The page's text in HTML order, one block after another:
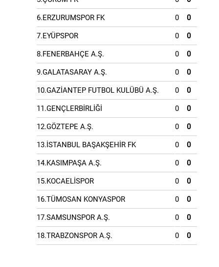
6.ERZURUMSPOR FK 0 0
7.EYÜPSPOR 0 0
8.FENERBAHÇE A.Ş. 0 0
9.GALATASARAY A.Ş. 0 0
10.GAZİANTEP FUTBOL KULÜBÜ A.Ş. 0 0
11.GENÇLERBİRLİĞİ 0 0
12.GÖZTEPE A.Ş. 0 0
13.İSTANBUL BAŞAKŞEHİR FK 0 0
14.KASIMPAŞA A.Ş. 0 0
15.KOCAELİSPOR 0 0
16.TÜMOSAN KONYASPOR 0 0
17.SAMSUNSPOR A.Ş. 0 0
18.TRABZONSPOR A.Ş. 0 0